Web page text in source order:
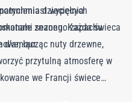
dziecięcych
znanego zapachu
wypełnia
sezonu. Każda świeca
łącząc nuty drzewne,
przytulną atmosferę w
we Francji świece
i roślinnych oraz